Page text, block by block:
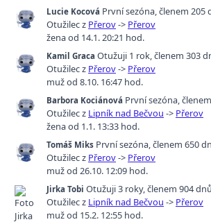
Lucie Kocová První sezóna,členem 205
Otužilec z Přerov-> Přerov
žena od 14.1. 20:21 hod.
Kamil Graca Otužuji 1 rok,členem 303
Otužilec z Přerov-> Přerov
muž od 8.10. 16:47 hod.
Barbora Kociánová První sezóna,
Otužilec z Lipník nad Bečvou -> Přerov
žena od 1.1. 13:33 hod.
Tomáš Miks První sezóna,členem 650
Otužilec z Přerov-> Přerov
muž od 26.10. 12:09 hod.
Jirka Tobi Otužuji 3 roky,členem 904 dnů
Otužilec z Lipník nad Bečvou -> Přerov
muž od 15.2. 12:55 hod.